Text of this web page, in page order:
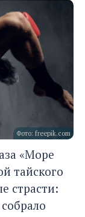
Фото: freepik.com
«Море
тайского
страсти: